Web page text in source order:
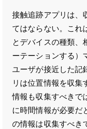
接触追跡アプリは、
てはならない。こ
とデバイスの種類、
ーテーションする）
ユーザが接近した記
リは位置情報を収集
情報も収集すべきで
に時間情報が必要だ
の情報は収集すべき